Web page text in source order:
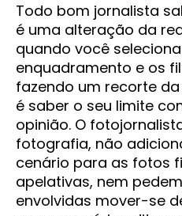
Todo bom jornalista
é uma alteração da
quando você
enquadramento e os
fazendo um recorte
é saber o seu limite
opinião. O
fotografia, não
cenário para as fotos
apelativas, nem
envolvidas mover-se